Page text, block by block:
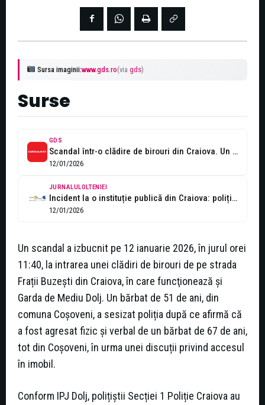
Sursa imaginii:www.gds.ro(via gds)
Surse
GDS
Scandal într-o clădire de birouri din Craiova. Un bărbat, cercetat de poliţişti...
12/01/2026
JURNALULOLTENIEI
Incident la o instituție publică din Craiova: poliția anchetează
12/01/2026
Un scandal a izbucnit pe 12 ianuarie 2026, în jurul orei
11:40, la intrarea unei clădiri de birouri de pe strada
Frații Buzești din Craiova, în care funcţionează şi
Garda de Mediu Dolj. Un bărbat de 51 de ani, din
comuna Coșoveni, a sesizat poliția după ce afirmă că
a fost agresat fizic şi verbal de un bărbat de 67 de ani,
tot din Coșoveni, în urma unei discuții privind accesul
în imobil.
Conform IPJ Dolj, polițiștii Secției 1 Poliție Craiova au